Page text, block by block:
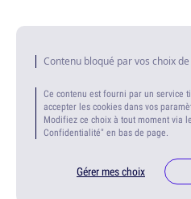
Contenu bloqué par vos choix
Ce contenu est fourni par un service
accepter les cookies dans vos
Modifiez ce choix à tout moment via
Confidentialité" en bas de page.
Gérer mes choix